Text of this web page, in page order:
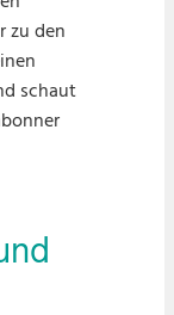
zu den
schaut